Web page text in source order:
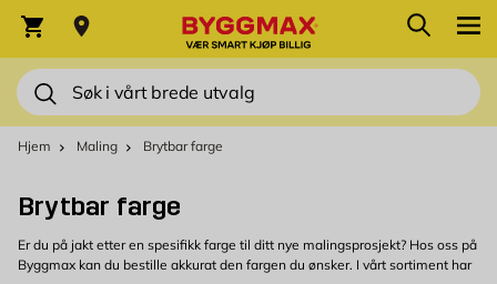
Søk
Varekurv Søk
Hjem Maling Brytbar farge
Brytbar farge
Er du på jakt etter en spesifikk farge til ditt nye malingsprosjekt? Hos oss på
Byggmax kan du bestille akkurat den fargen du ønsker. I vårt sortiment har